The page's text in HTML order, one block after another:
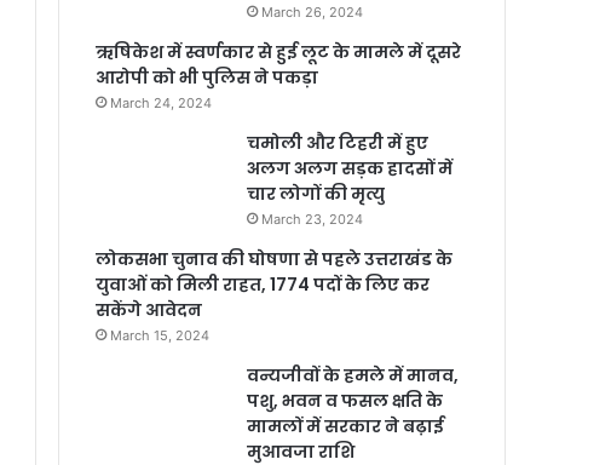
March 26, 2024
ऋषिकेश में स्वर्णकार से हुई लूट के मामले में दूसरे
आरोपी को भी पुलिस ने पकड़ा
March 24, 2024
चमोली और टिहरी में हुए
अलग अलग सड़क हादसों में
चार लोगों की मृत्यु
March 23, 2024
लोकसभा चुनाव की घोषणा से पहले उत्तराखंड के
युवाओं को मिली राहत, 1774 पदों के लिए कर
सकेंगे आवेदन
March 15, 2024
वन्यजीवों के हमले में मानव,
पशु, भवन व फसल क्षति के
मामलों में सरकार ने बढ़ाई
मुआवजा राशि